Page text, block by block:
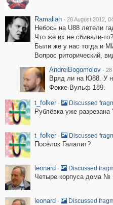
Ramallah · 28 August 2012,
Небось на U88 летели
Что же их не сбивали-
Были же у нас тогда и
Вопрос риторический,
AndreiBogomolov · 28
Вряд ли на Ю88. У
Фокке-Вульф 189.
t_folker · Discussed
Рублёвка уже
t_folker · Discussed
Посёлок Галалит?
leonard · Discussed
Четыре корпуса дома №
leonard · Discussed